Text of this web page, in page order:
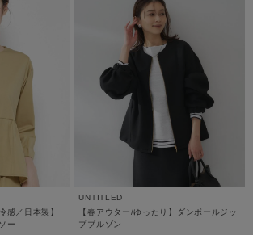
感／日本製】
ー
UNTITLED
【春アウター/ゆったり】ダンボールジッ
プブルゾン